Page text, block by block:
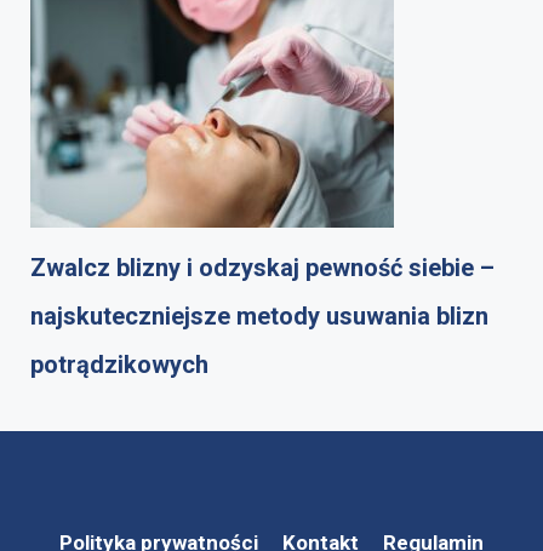
Zwalcz blizny i odzyskaj pewność siebie –
najskuteczniejsze metody usuwania blizn
potrądzikowych
Polityka prywatności Kontakt Regulamin